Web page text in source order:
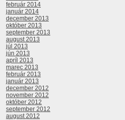
február 2014
január 2014
december 2013
október 2013
september 2013
august 2013
júl 2013
jún 2013
apríl 2013
marec 2013
február 2013
január 2013
december 2012
november 2012
október 2012
september 2012
august 2012